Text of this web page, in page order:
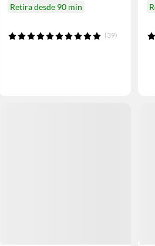
Retira desde 90 min
(39)